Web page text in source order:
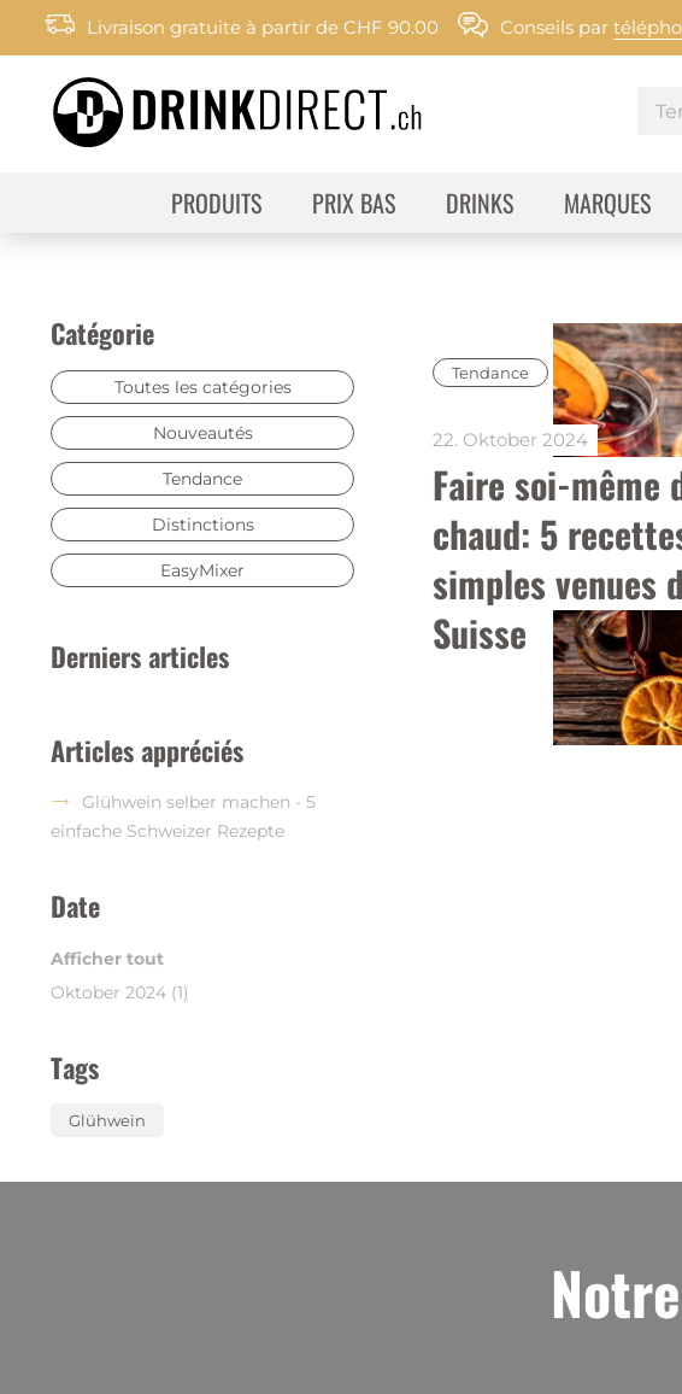
Livraison gratuite à partir de CHF 90.00 Conseils par
PRODUITS PRIX BAS DRINKS MARQUES
Catégorie
Toutes les catégories
Nouveautés
Tendance
Distinctions
EasyMixer
Derniers articles
Articles appréciés
Glühwein selber machen - 5
einfache Schweizer Rezepte
Date
Afficher tout
Oktober 2024 (1)
Tags
Glühwein
Tendance
Faire soi-même
chaud: 5
simples venues
Suisse
22. Oktober 2024